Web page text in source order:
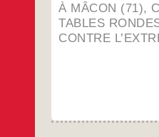
À MÂCON (71),
TABLES
CONTRE